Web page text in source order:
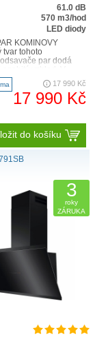
61.0 dB
570 m3/hod
LED diody
KOMÍNOVÝ
tvar tohoto
par dodá
propracovaný
17 990 Kč
17 990 Kč
do košíku
3
roky
ZÁRUKA